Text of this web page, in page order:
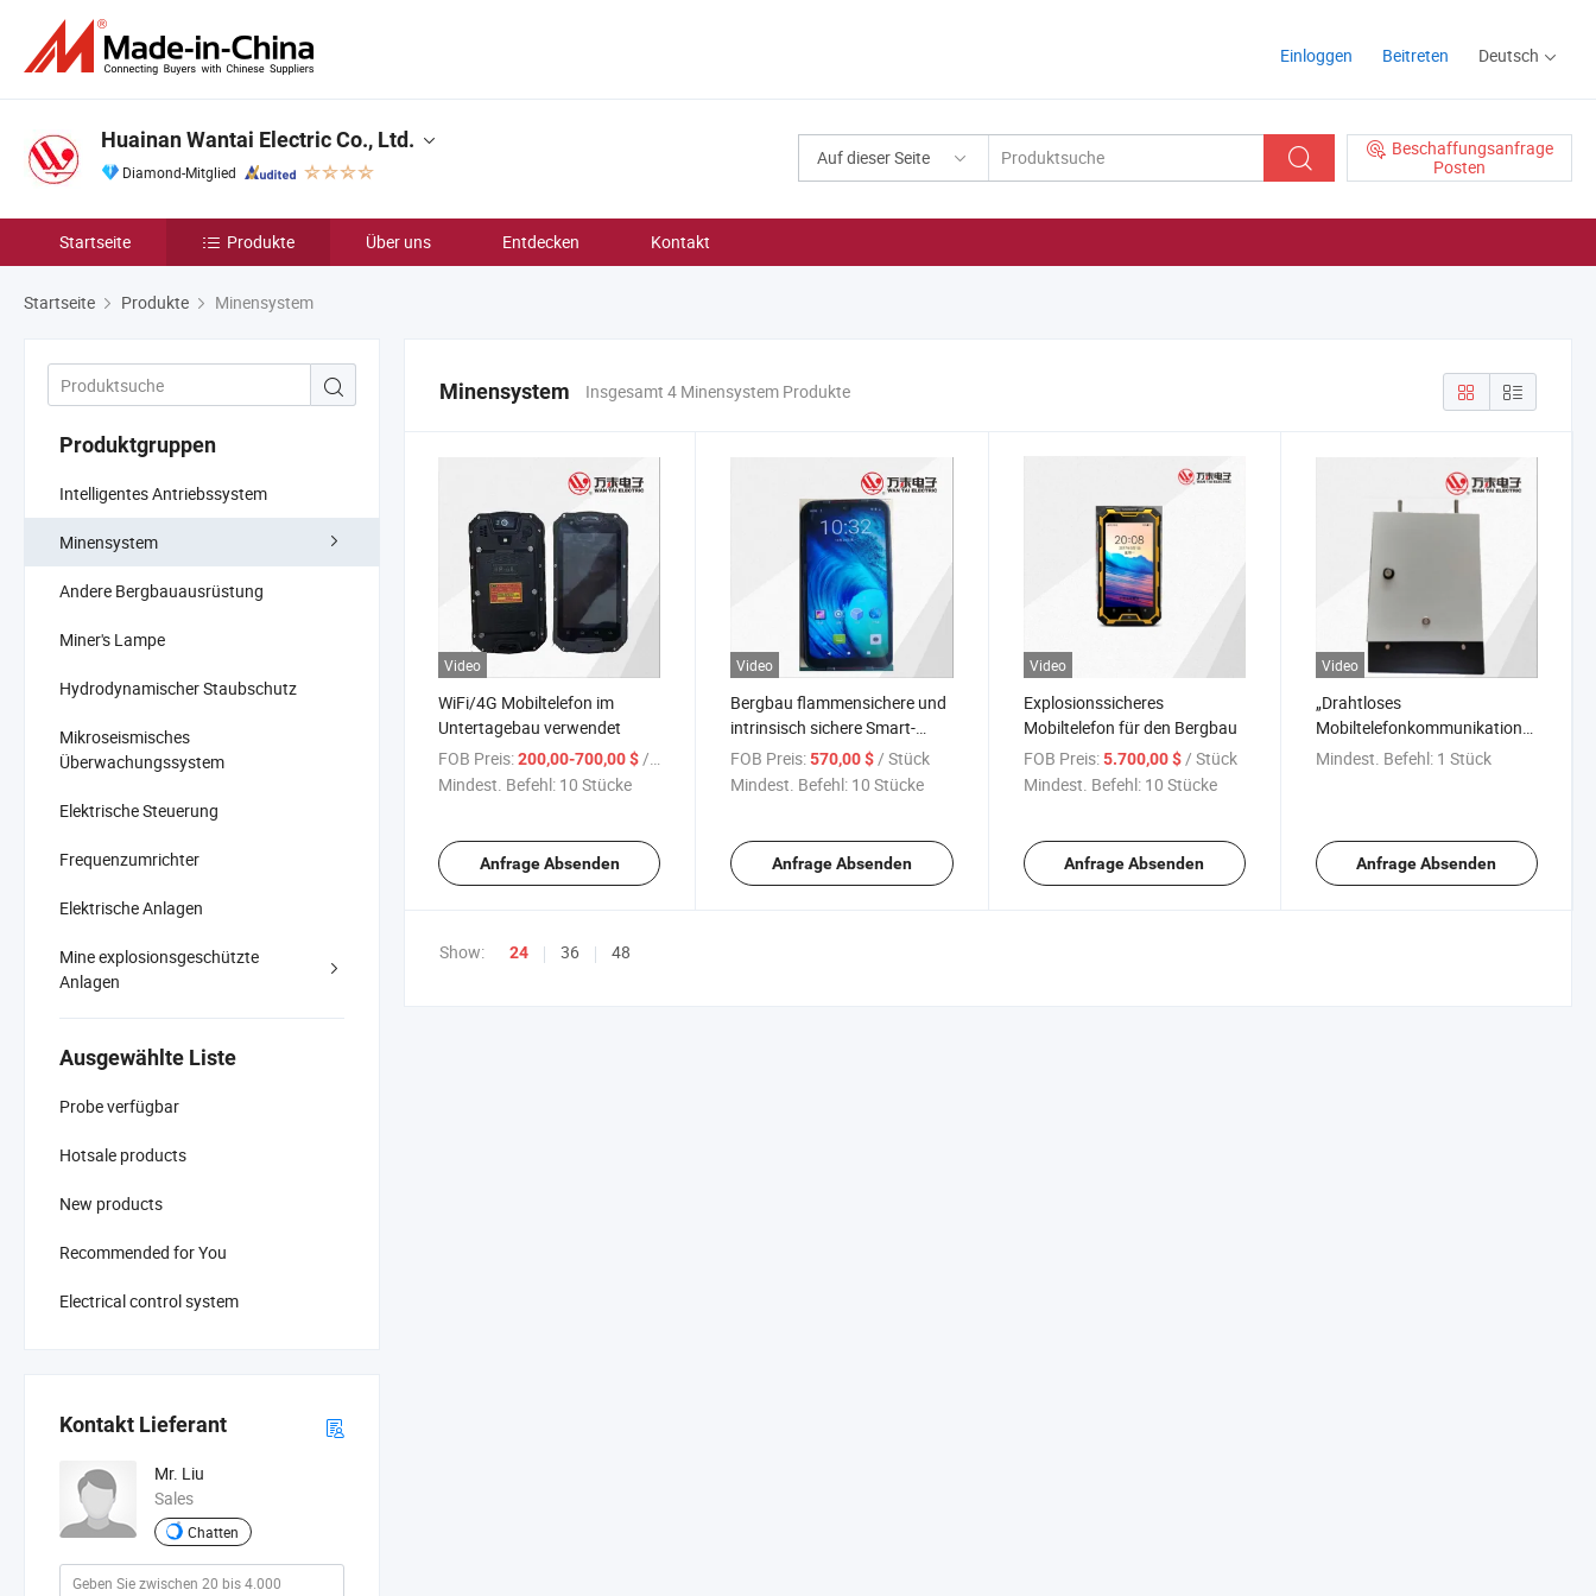
Einloggen Beitreten Deutsch
Auf dieser Seite
Beschaffungsanfrage
Posten
Huainan Wantai Electric Co., Ltd.
Diamond-Mitglied
Startseite Produkte Über uns Entdecken Kontakt
Startseite Produkte Minensystem
Produktgruppen
Intelligentes Antriebssystem
Minensystem
Andere Bergbauausrüstung
Miner's Lampe
Hydrodynamischer Staubschutz
Mikroseismisches
Überwachungssystem
Elektrische Steuerung
Frequenzumrichter
Elektrische Anlagen
Mine explosionsgeschützte
Anlagen
Ausgewählte Liste
Probe verfügbar
Hotsale products
New products
Recommended for You
Electrical control system
Kontakt Lieferant
Mr. Liu
Sales
Chatten
Minensystem Insgesamt 4 Minensystem Produkte
Video
WiFi/4G Mobiltelefon im
Untertagebau verwendet
FOB Preis:200,00-700,00 $/ Stück
Mindest. Befehl: 10 Stücke
Anfrage Absenden
Video
Bergbau flammensichere und
intrinsisch sichere Smart-
Phone
FOB Preis: 570,00 $/ Stück
Mindest. Befehl: 10 Stücke
Anfrage Absenden
Video
Explosionssicheres
Mobiltelefon für den Bergbau
FOB Preis: 5.700,00 $/ Stück
Mindest. Befehl: 10 Stücke
Anfrage Absenden
Video
„Drahtloses
Mobiltelefonkommunikationssystem
für den Einsatz im
Mindest. Befehl: 1 Stück
Anfrage Absenden
Show: 24 36 48